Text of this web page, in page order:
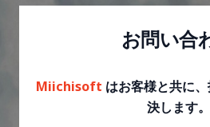
お問い合
Miichisoft はお客様と共に
決します。